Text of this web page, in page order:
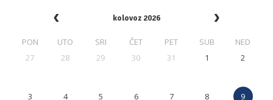
kolovoz 2026
PON UTO SRI ČET PET SUB
NED
27
28 29 30 31 1 2
3 4 5 6 7 8 9